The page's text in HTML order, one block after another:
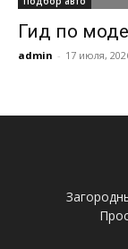
Гид по
admin - 17 июля,